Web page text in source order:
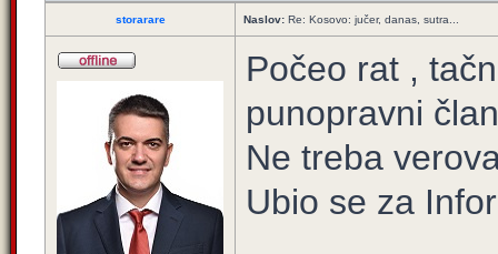
storarare Naslov: Re: Kosovo: jučer, danas, sutra...
Počeo rat ,
punopravni
Ne treba
Ubio se za